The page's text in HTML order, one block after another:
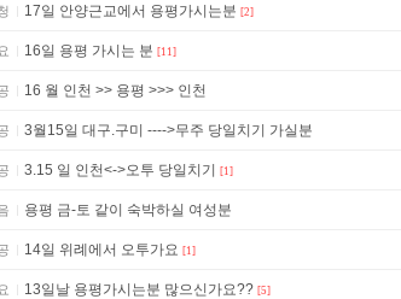
17일 안양근교에서 용평가시는분 [2]
16일 용평 가시는 분 [11]
16 월 인천 >> 용평 >>> 인천
3월15일 대구.구미 ---->무주 당일치기 가실분
3.15 일 인천<->오투 당일치기 [1]
용평 금-토 같이 숙박하실 여성분
14일 위례에서 오투가요 [1]
13일날 용평가시는분 많으신가요?? [5]